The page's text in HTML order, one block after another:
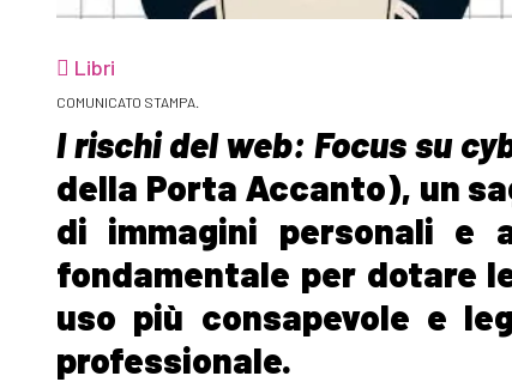
Libri
COMUNICATO STAMPA.
I rischi del web: Focus su
della Porta Accanto), un
di immagini personali e
fondamentale per dotare
uso più consapevole e
professionale.